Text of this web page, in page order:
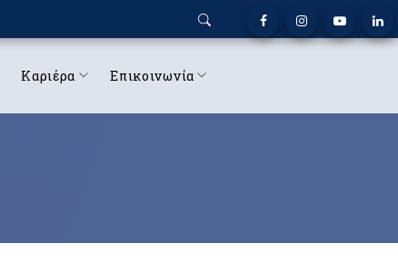
Καριέρα Επικοινωνία